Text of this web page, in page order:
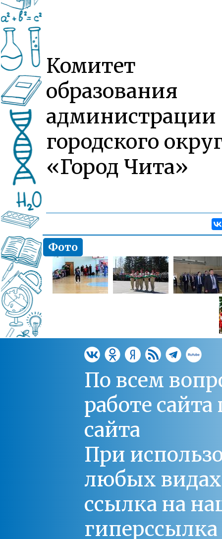
Комитет
образования
администрации
городского
«Город Чита»
Фото
По всем
работе
сайта
При
любых
ссылка на